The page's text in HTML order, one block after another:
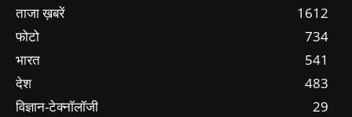
ताजा ख़बरें
1612
फोटो
734
भारत
541
देश
483
विज्ञान-टेक्नॉलॉजी
29